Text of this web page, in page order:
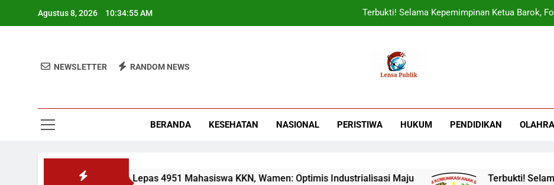
Agustus 8, 2026 10:34:55 AM Terbukti! Selama Kepemimpinan Ketua Barok,
NEWSLETTER RANDOM NEWS
BERANDA KESEHATAN NASIONAL PERISTIWA HUKUM PENDIDIKAN
UIN Jakarta Lepas 4951 Mahasiswa KKN, Wamen: Optimis Industrialisasi Maju Terbukti! Selama